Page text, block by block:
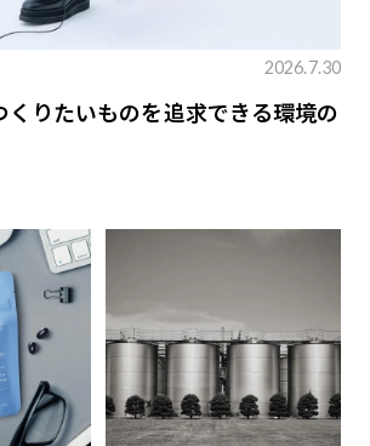
2026.7.30
くりたいものを追求できる環境の